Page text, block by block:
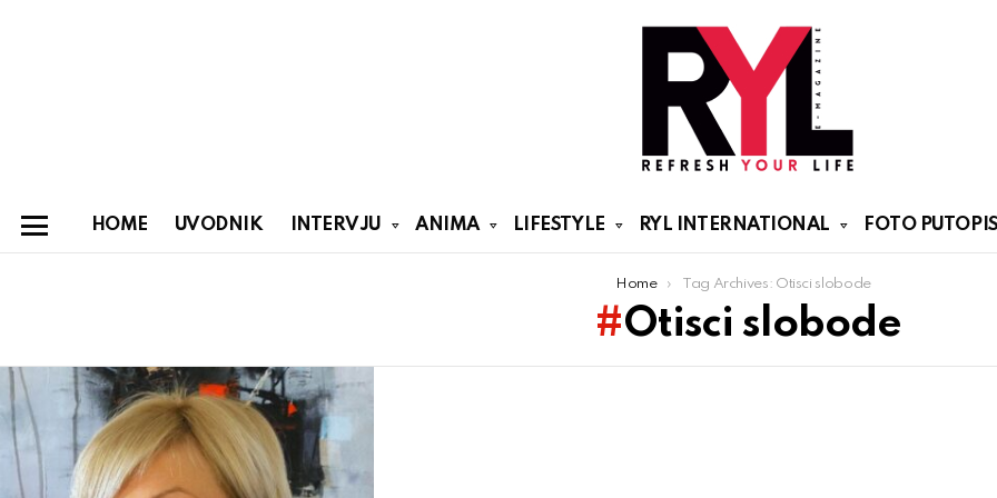
HOME UVODNIK INTERVJU ANIMA LIFESTYLE RYL INTERNATIONAL FOTO PUTOPISI
Home Tag Archives: Otisci slobode
Otisci slobode
Latest
stories